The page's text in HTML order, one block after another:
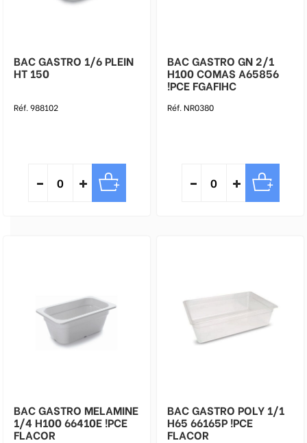
BAC GASTRO 1/6 PLEIN
HT 150
Réf. 988102
BAC GASTRO GN 2/1
H100 COMAS A65856
!PCE FGAFIHC
Réf. NR0380
BAC GASTRO MELAMINE
1/4 H100 66410E !PCE
FLACOR
BAC GASTRO POLY 1/1
H65 66165P !PCE
FLACOR